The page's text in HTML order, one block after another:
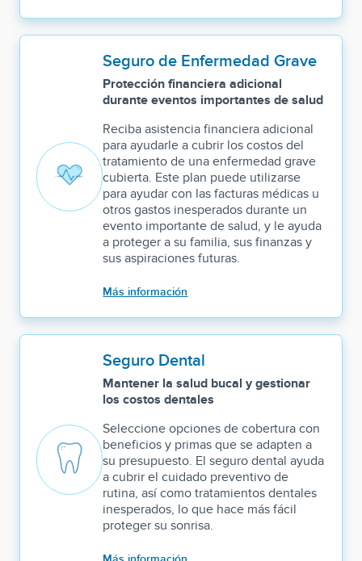
Seguro de Enfermedad Grave
Protección financiera adicional
durante eventos importantes de salud
Reciba asistencia financiera adicional
para ayudarle a cubrir los costos del
tratamiento de una enfermedad grave
cubierta. Este plan puede utilizarse
para ayudar con las facturas médicas u
otros gastos inesperados durante un
evento importante de salud, y le ayuda
a proteger a su familia, sus finanzas y
sus aspiraciones futuras.
Más información
Seguro Dental
Mantener la salud bucal y gestionar
los costos dentales
Seleccione opciones de cobertura con
beneficios y primas que se adapten a
su presupuesto. El seguro dental ayuda
a cubrir el cuidado preventivo de
rutina, así como tratamientos dentales
inesperados, lo que hace más fácil
proteger su sonrisa.